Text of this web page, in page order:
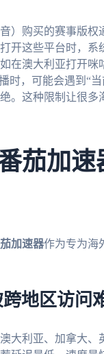
）购买的赛事版权
开这些平台时，系
在澳大利亚打开咪
时，可能会遇到“
。这种限制让很多
茄加速
加速器作为专为海
地区访问
大利亚、加拿大、